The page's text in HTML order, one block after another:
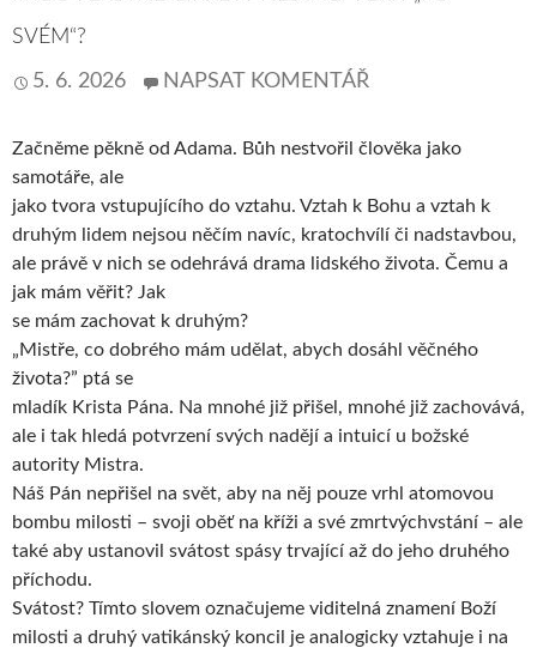
SVÉM“?
5. 6. 2026 NAPSAT KOMENTÁŘ
Začněme pěkně od Adama. Bůh nestvořil člověka jako
samotáře, ale
jako tvora vstupujícího do vztahu. Vztah k Bohu a vztah k
druhým lidem nejsou něčím navíc, kratochvílí či nadstavbou,
ale právě v nich se odehrává drama lidského života. Čemu a
jak mám věřit? Jak
se mám zachovat k druhým?
„Mistře, co dobrého mám udělat, abych dosáhl věčného
života?” ptá se
mladík Krista Pána. Na mnohé již přišel, mnohé již zachovává,
ale i tak hledá potvrzení svých nadějí a intuicí u božské
autority Mistra.
Náš Pán nepřišel na svět, aby na něj pouze vrhl atomovou
bombu milosti – svoji oběť na kříži a své zmrtvýchvstání – ale
také aby ustanovil svátost spásy trvající až do jeho druhého
příchodu.
Svátost? Tímto slovem označujeme viditelná znamení Boží
milosti a druhý vatikánský koncil je analogicky vztahuje i na